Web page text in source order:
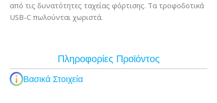
από τις δυνατότητες ταχείας φόρτισης. Τα τροφοδοτικά
USB-C πωλούνται χωριστά.
Πληροφορίες Προϊόντος
Βασικά Στοιχεία